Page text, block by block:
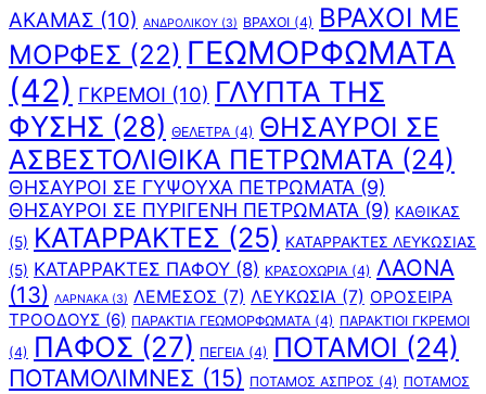
ΑΚΑΜΑΣ (10) ΑΝΔΡΟΛΙΚΟΥ (3) ΒΡΑΧΟΙ (4) ΒΡΑΧΟΙ ΜΕ
ΜΟΡΦΕΣ (22) ΓΕΩΜΟΡΦΩΜΑΤΑ
(42) ΓΚΡΕΜΟΙ (10) ΓΛΥΠΤΑ ΤΗΣ
ΦΥΣΗΣ (28) ΘΕΛΕΤΡΑ (4) ΘΗΣΑΥΡΟΙ ΣΕ
ΑΣΒΕΣΤΟΛΙΘΙΚΑ ΠΕΤΡΩΜΑΤΑ (24)
ΘΗΣΑΥΡΟΙ ΣΕ ΓΥΨΟΥΧΑ ΠΕΤΡΩΜΑΤΑ (9)
ΘΗΣΑΥΡΟΙ ΣΕ ΠΥΡΙΓΕΝΗ ΠΕΤΡΩΜΑΤΑ (9) ΚΑΘΙΚΑΣ
(5) ΚΑΤΑΡΡΑΚΤΕΣ (25) ΚΑΤΑΡΡΑΚΤΕΣ ΛΕΥΚΩΣΙΑΣ
(5) ΚΑΤΑΡΡΑΚΤΕΣ ΠΑΦΟΥ (8) ΚΡΑΣΟΧΩΡΙΑ (4) ΛΑΟΝΑ
(13) ΛΑΡΝΑΚΑ (3) ΛΕΜΕΣΟΣ (7) ΛΕΥΚΩΣΙΑ (7) ΟΡΟΣΕΙΡΑ
ΤΡΟΟΔΟΥΣ (6) ΠΑΡΑΚΤΙΑ ΓΕΩΜΟΡΦΩΜΑΤΑ (4) ΠΑΡΑΚΤΙΟΙ ΓΚΡΕΜΟΙ
(4) ΠΑΦΟΣ (27) ΠΕΓΕΙΑ (4) ΠΟΤΑΜΟΙ (24)
ΠΟΤΑΜΟΛΙΜΝΕΣ (15) ΠΟΤΑΜΟΣ ΑΣΠΡΟΣ (4) ΠΟΤΑΜΟΣ